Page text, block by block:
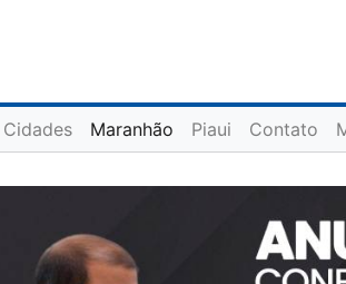
Cidades Maranhão Piaui Contato